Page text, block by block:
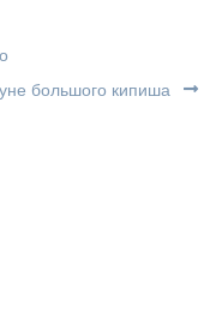
большого кипиша